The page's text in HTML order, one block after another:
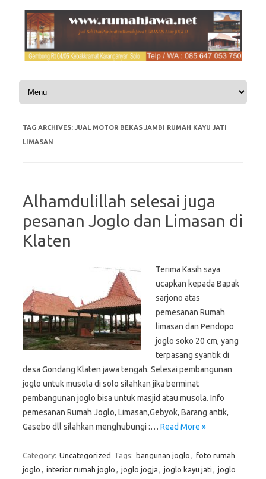
Skip to content
TAG ARCHIVES: JUAL MOTOR BEKAS JAMBI RUMAH KAYU JATI
LIMASAN
Alhamdulillah selesai juga
pesanan Joglo dan Limasan di
Klaten
Terima Kasih saya
ucapkan kepada Bapak
sarjono atas
pemesanan Rumah
limasan dan Pendopo
joglo soko 20 cm, yang
terpasang syantik di
desa Gondang Klaten jawa tengah. Selesai pembangunan
joglo untuk musola di solo silahkan jika berminat
pembangunan joglo bisa untuk masjid atau musola. Info
pemesanan Rumah Joglo, Limasan,Gebyok, Barang antik,
Gasebo dll silahkan menghubungi :… Read More »
Category: Uncategorized Tags: bangunan joglo , foto rumah
joglo , interior rumah joglo , joglo jogja , joglo kayu jati , joglo